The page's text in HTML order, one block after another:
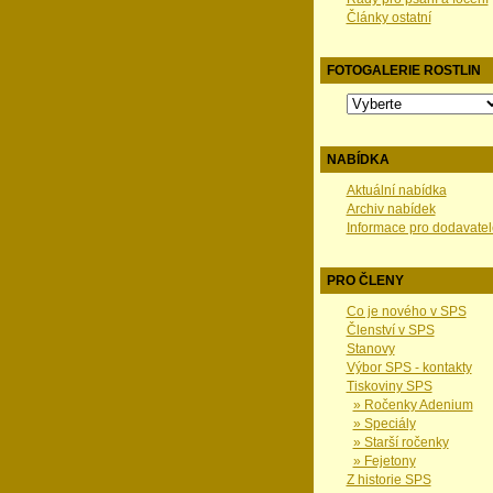
Články ostatní
FOTOGALERIE ROSTLIN
NABÍDKA
Aktuální nabídka
Archiv nabídek
Informace pro
PRO ČLENY
Co je nového v SPS
Členství v SPS
Stanovy
Výbor SPS - kontakty
Tiskoviny SPS
» Ročenky Adenium
» Speciály
» Starší ročenky
» Fejetony
Z historie SPS